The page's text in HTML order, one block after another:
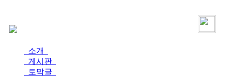
소개
게시판
토막글